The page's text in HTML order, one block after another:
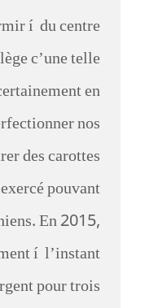
í du centre
c’une telle
en
nos
des carottes
pouvant
En 2015,
í l’instant
pour trois